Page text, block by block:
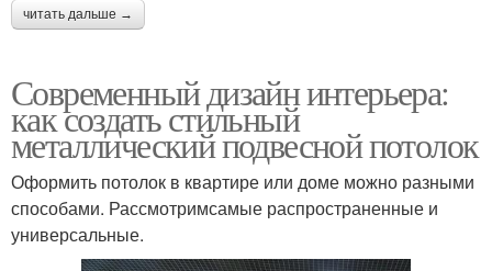
читать дальше →
Современный дизайн интерьера:
как создать стильный
металлический подвесной потолок
Оформить потолок в квартире или доме можно разными
способами. Рассмотримсамые распространенные и
универсальные.